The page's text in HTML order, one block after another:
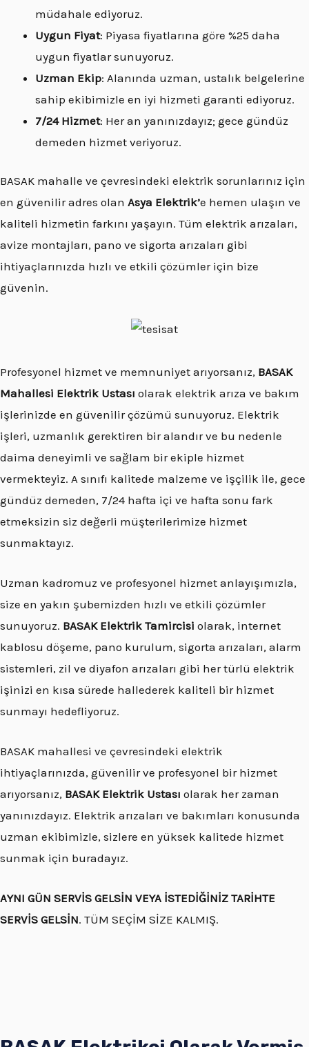
müdahale ediyoruz.
Uygun Fiyat: Piyasa fiyatlarına göre %25 daha
uygun fiyatlar sunuyoruz.
Uzman Ekip: Alanında uzman, ustalık belgelerine
sahip ekibimizle en iyi hizmeti garanti ediyoruz.
7/24 Hizmet: Her an yanınızdayız; gece gündüz
demeden hizmet veriyoruz.
BASAK mahalle ve çevresindeki elektrik sorunlarınız için
en güvenilir adres olan Asya Elektrik’e hemen ulaşın ve
kaliteli hizmetin farkını yaşayın. Tüm elektrik arızaları,
avize montajları, pano ve sigorta arızaları gibi
ihtiyaçlarınızda hızlı ve etkili çözümler için bize
güvenin.
Profesyonel hizmet ve memnuniyet arıyorsanız, BASAK
Mahallesi Elektrik Ustası olarak elektrik arıza ve bakım
işlerinizde en güvenilir çözümü sunuyoruz. Elektrik
işleri, uzmanlık gerektiren bir alandır ve bu nedenle
daima deneyimli ve sağlam bir ekiple hizmet
vermekteyiz. A sınıfı kalitede malzeme ve işçilik ile, gece
gündüz demeden, 7/24 hafta içi ve hafta sonu fark
etmeksizin siz değerli müşterilerimize hizmet
sunmaktayız.
Uzman kadromuz ve profesyonel hizmet anlayışımızla,
size en yakın şubemizden hızlı ve etkili çözümler
sunuyoruz. BASAK Elektrik Tamircisi olarak, internet
kablosu döşeme, pano kurulum, sigorta arızaları, alarm
sistemleri, zil ve diyafon arızaları gibi her türlü elektrik
işinizi en kısa sürede hallederek kaliteli bir hizmet
sunmayı hedefliyoruz.
BASAK mahallesi ve çevresindeki elektrik
ihtiyaçlarınızda, güvenilir ve profesyonel bir hizmet
arıyorsanız, BASAK Elektrik Ustası olarak her zaman
yanınızdayız. Elektrik arızaları ve bakımları konusunda
uzman ekibimizle, sizlere en yüksek kalitede hizmet
sunmak için buradayız.
AYNI GÜN SERVİS GELSİN VEYA İSTEDİĞİNİZ TARİHTE
SERVİS GELSİN. TÜM SEÇİM SİZE KALMIŞ.